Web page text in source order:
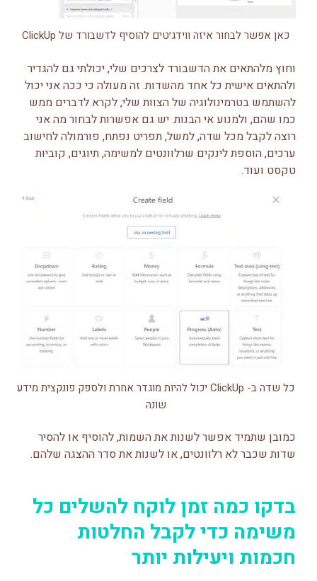
כאן אפשר לבחור איזה ווידג׳טים להוסיף לדשבורד של ClickUp
וחוץ מלהתאים את הדשבורד לצרכים שלי, יכולתי גם להגדיר
ולהתאים אישית כל אחד מהשדות. זה מעולה כי ככה אני יכול
להשתמש בטרמינולוגיה של הצוות שלי, לקרא לדברים ממש
כמו שהם, ולמנוע אי הבנות. יש גם אפשרות לבחור מה אני
רוצה לקבל מכל שדה, למשל, תפריט נפתח, פורמולה לחישוב
ערכים, הוספת לינקים שרלוונטים למשימה, תיוגים, קוביות
טקסט ועוד.
כל שדה ב- ClickUp יכול להיות מוגדר אחרת ולספק פונקצית מידע
שונה
כמובן שתמיד אפשר לשנות את השמות, להוסיף או להסיר
שדות שכבר לא רלוונטים, או לשנות את סדר ההצגה שלהם.
בדקו כמה זמן לוקח להשלים כל
משימה כדי לקבל החלטות
חכמות ויעילות יותר